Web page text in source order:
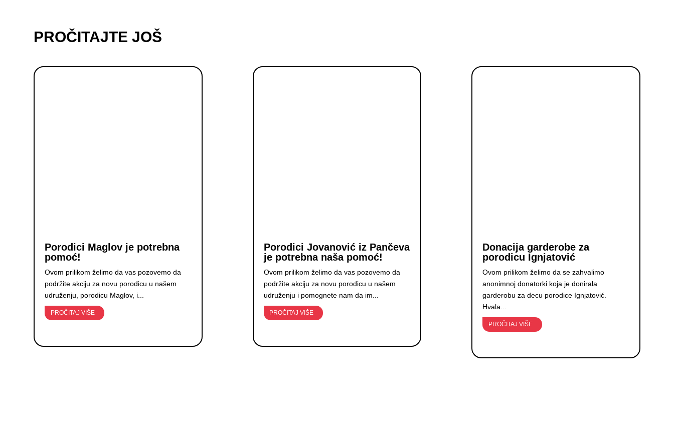
PROČITAJTE JOŠ
Porodici Maglov je potrebna
pomoć!
Ovom prilikom želimo da vas pozovemo da
podržite akciju za novu porodicu u našem
udruženju, porodicu Maglov, i...
PROČITAJ VIŠE
Porodici Jovanović iz Pančeva
je potrebna naša pomoć!
Ovom prilikom želimo da vas pozovemo da
podržite akciju za novu porodicu u našem
udruženju i pomognete nam da im...
PROČITAJ VIŠE
Donacija garderobe za
porodicu Ignjatović
Ovom prilikom želimo da se zahvalimo
anonimnoj donatorki koja je donirala
garderobu za decu porodice Ignjatović.
Hvala...
PROČITAJ VIŠE